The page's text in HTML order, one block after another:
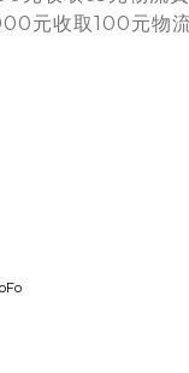
元收取100元物流